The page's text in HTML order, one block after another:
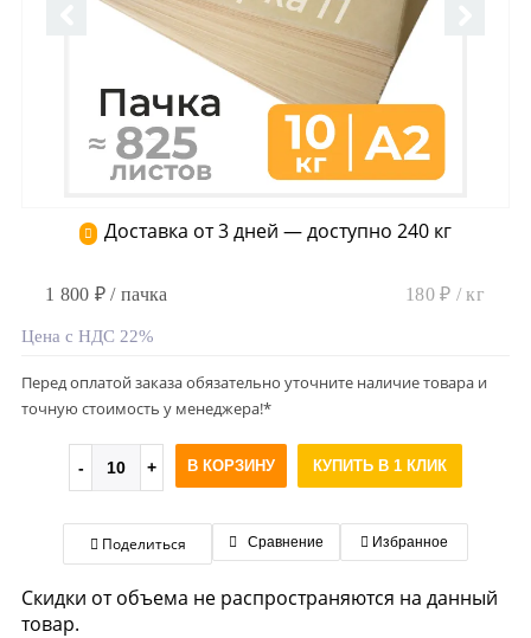
Доставка от 3 дней — доступно 240 кг
1 800 ₽ / пачка 180 ₽ / кг
Цена с НДС 22%
Перед оплатой заказа обязательно уточните наличие товара и
точную стоимость у менеджера!*
В КОРЗИНУ КУПИТЬ В 1 КЛИК
Поделиться Сравнение Избранное
Скидки от объема не распространяются на данный
товар.